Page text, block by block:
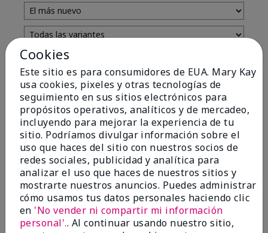
Evaluado por 13 clientes
5
Yeh! I really works
EnviadoHace 4 meses
porChar
deDetroit, Mi
Evaluado en
marykay.com/en-us/
I ski all winter and since adding this to my progam
Cookies
Este sitio es para consumidores de EUA. Mary Kay
usa cookies, pixeles y otras tecnologías de
seguimiento en sus sitios electrónicos para
propósitos operativos, analíticos y de mercadeo,
incluyendo para mejorar la experiencia de tu
sitio. Podríamos divulgar información sobre el
uso que haces del sitio con nuestros socios de
redes sociales, publicidad y analítica para
analizar el uso que haces de nuestros sitios y
mostrarte nuestros anuncios. Puedes administrar
cómo usamos tus datos personales haciendo clic
en 'No vender ni compartir mi información
personal'.. Al continuar usando nuestro sitio,